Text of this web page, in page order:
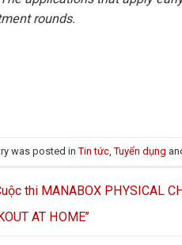
rounds.
was posted inTin tức ,Tuyển dụng
thi MANABOX PHYSICAL
AT HOME’’